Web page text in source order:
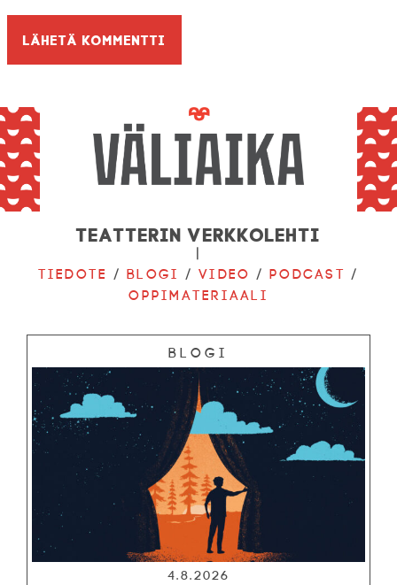
Teatterin verkkolehti
Tiedote / Blogi /Video / Podcast /
Oppimateriaali
Blogi
4.8.2026